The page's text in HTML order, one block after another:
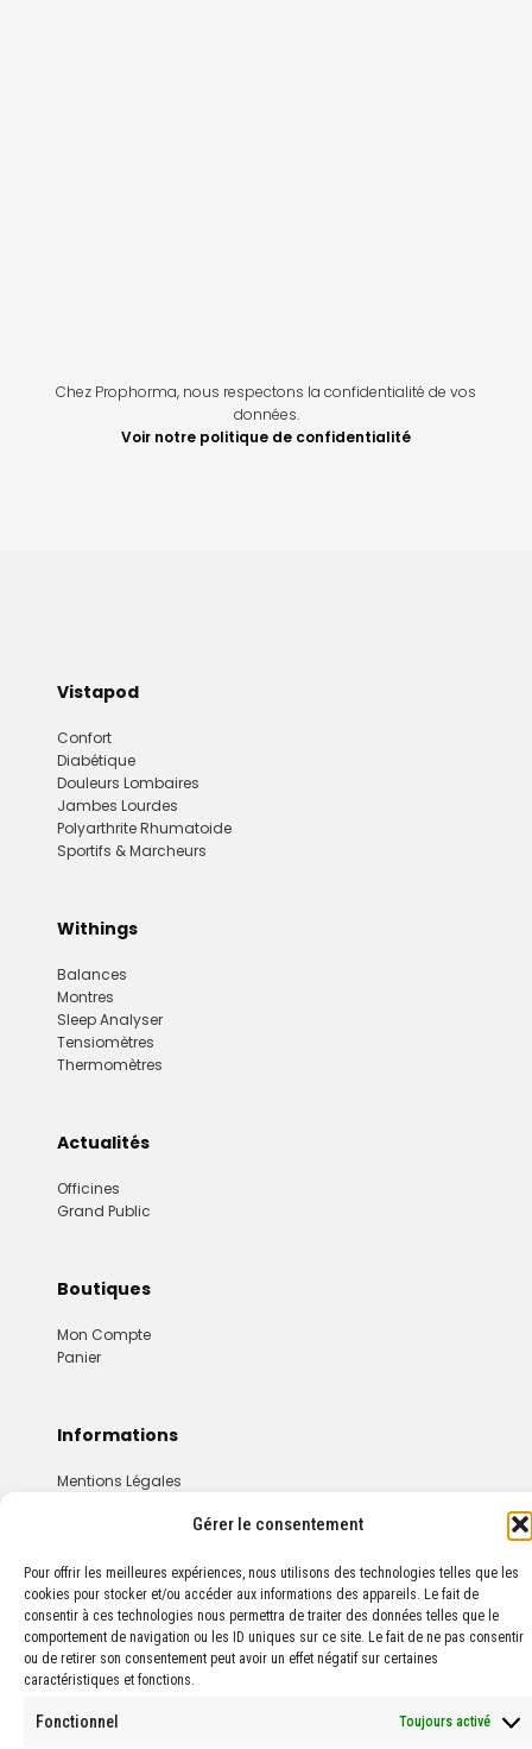
Gérer le consentement
Pour offrir les meilleures expériences, nous utilisons des technologies telles que les
cookies pour stocker et/ou accéder aux informations des appareils. Le fait de
consentir à ces technologies nous permettra de traiter des données telles que le
comportement de navigation ou les ID uniques sur ce site. Le fait de ne pas consentir
ou de retirer son consentement peut avoir un effet négatif sur certaines
caractéristiques et fonctions.
Fonctionnel Toujours activé
Chez Prophorma, nous respectons la confidentialité de vos
données.
Voir notre politique de confidentialité
Vistapod
Confort
Diabétique
Douleurs Lombaires
Jambes Lourdes
Polyarthrite Rhumatoide
Sportifs & Marcheurs
Withings
Balances
Montres
Sleep Analyser
Tensiomètres
Thermomètres
Actualités
Officines
Grand Public
Boutiques
Mon Compte
Panier
Informations
Mentions Légales
© 2024 PROPHARMA — Tous droits réservés.